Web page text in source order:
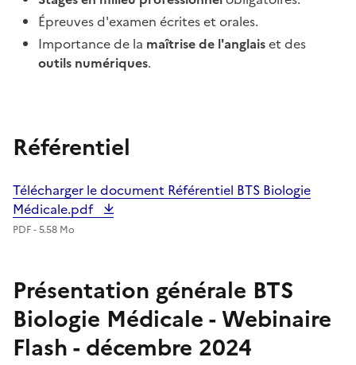
Épreuves d'examen écrites et orales.
Importance de la maîtrise de l'anglaiset des
outils numériques.
Référentiel
Télécharger le document Référentiel BTS Biologie
Médicale.pdf
PDF - 5.58 Mo
Présentation générale BTS
Biologie Médicale - Webinaire
Flash - décembre 2024